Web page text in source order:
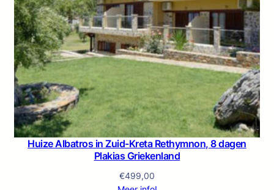
Huize Albatros in Zuid-Kreta Rethymnon, 8 dagen
Plakias Griekenland
€499,00